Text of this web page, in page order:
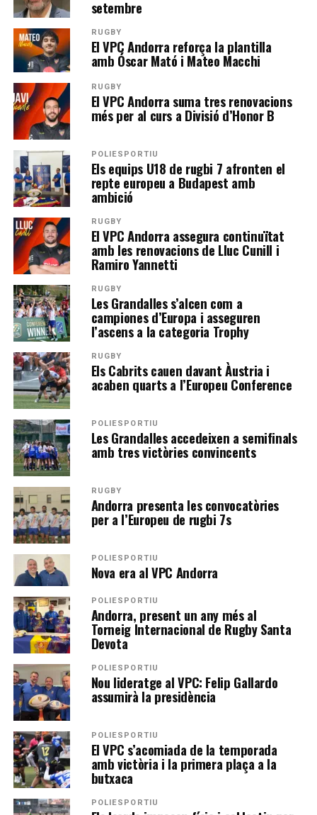
setembre
RUGBY
El VPC Andorra reforça la plantilla
amb Óscar Mató i Mateo Macchi
RUGBY
El VPC Andorra suma tres renovacions
més per al curs a Divisió d’Honor B
POLIESPORTIU
Els equips U18 de rugbi 7 afronten el
repte europeu a Budapest amb
ambició
RUGBY
El VPC Andorra assegura continuïtat
amb les renovacions de Lluc Cunill i
Ramiro Yannetti
RUGBY
Les Grandalles s’alcen com a
campiones d’Europa i asseguren
l’ascens a la categoria Trophy
RUGBY
Els Cabrits cauen davant Àustria i
acaben quarts a l’Europeu Conference
POLIESPORTIU
Les Grandalles accedeixen a semifinals
amb tres victòries convincents
RUGBY
Andorra presenta les convocatòries
per a l’Europeu de rugbi 7s
POLIESPORTIU
Nova era al VPC Andorra
POLIESPORTIU
Andorra, present un any més al
Torneig Internacional de Rugby Santa
Devota
POLIESPORTIU
Nou lideratge al VPC: Felip Gallardo
assumirà la presidència
POLIESPORTIU
El VPC s’acomiada de la temporada
amb victòria i la primera plaça a la
butxaca
POLIESPORTIU